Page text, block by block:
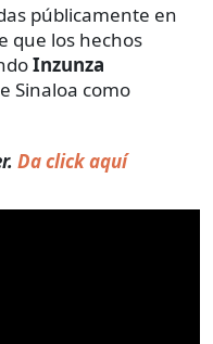
públicamente en
que los hechos
Inzunza
Sinaloa como
Da click aquí